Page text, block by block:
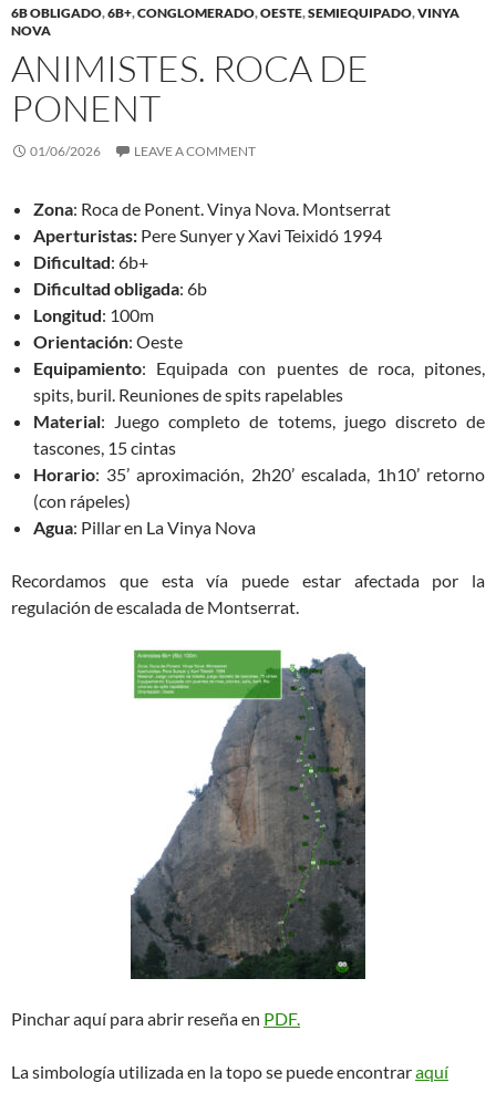
6B OBLIGADO,6B+,CONGLOMERADO,OESTE,SEMIEQUIPADO,VINYA
NOVA
ANIMISTES. ROCA DE
PONENT
01/06/2026 LEAVE A COMMENT
Zona: Roca de Ponent. Vinya Nova. Montserrat
Aperturistas: Pere Sunyer y Xavi Teixidó 1994
Dificultad: 6b+
Dificultad obligada: 6b
Longitud: 100m
Orientación: Oeste
Equipamiento: Equipada con puentes de roca, pitones,
spits, buril. Reuniones de spits rapelables
Material: Juego completo de totems, juego discreto de
tascones, 15 cintas
Horario: 35’ aproximación, 2h20’ escalada, 1h10’ retorno
(con rápeles)
Agua: Pillar en La Vinya Nova
Recordamos que esta vía puede estar afectada por la
regulación de escalada de Montserrat.
Pinchar aquí para abrir reseña en PDF.
La simbología utilizada en la topo se puede encontraraquí